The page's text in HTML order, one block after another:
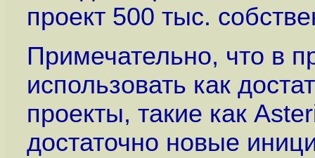
проект 500 тыс.
Примечательно, что в
использовать как
проекты, такие как
достаточно новые